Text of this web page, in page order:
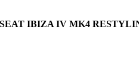
SEAT IBIZA IV MK4